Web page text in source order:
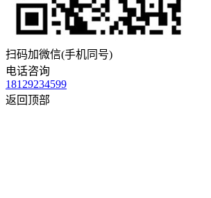
扫码加微信(手机同号)
电话咨询
18129234599
返回顶部